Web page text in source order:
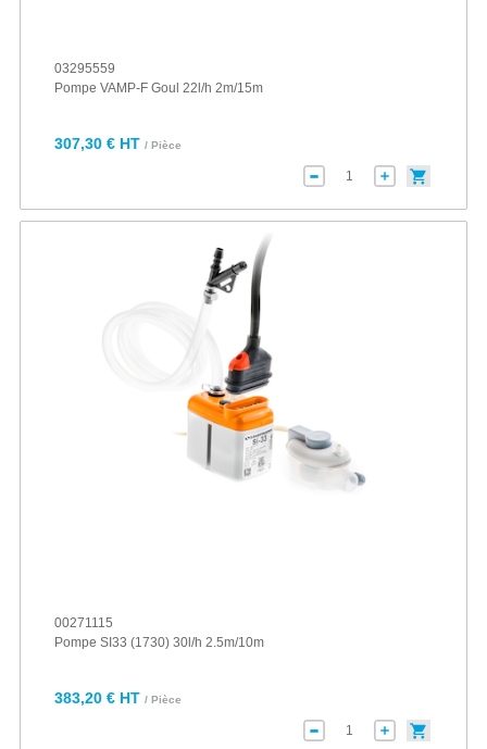
03295559
Pompe VAMP-F Goul 22l/h 2m/15m
307,30 € HT / Pièce
00271115
Pompe SI33 (1730) 30l/h 2.5m/10m
383,20 € HT / Pièce